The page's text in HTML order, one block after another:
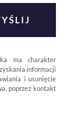
ma charakter
informacji
i usunięcie
poprzez kontakt